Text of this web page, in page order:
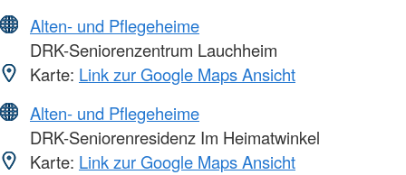
Alten- und Pflegeheime
DRK-Seniorenzentrum Lauchheim
Karte: Link zur Google Maps Ansicht
Alten- und Pflegeheime
DRK-Seniorenresidenz Im Heimatwinkel
Karte: Link zur Google Maps Ansicht